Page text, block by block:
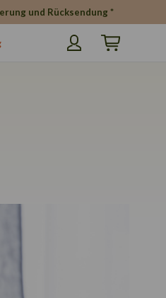
und Rücksendung *
Mein